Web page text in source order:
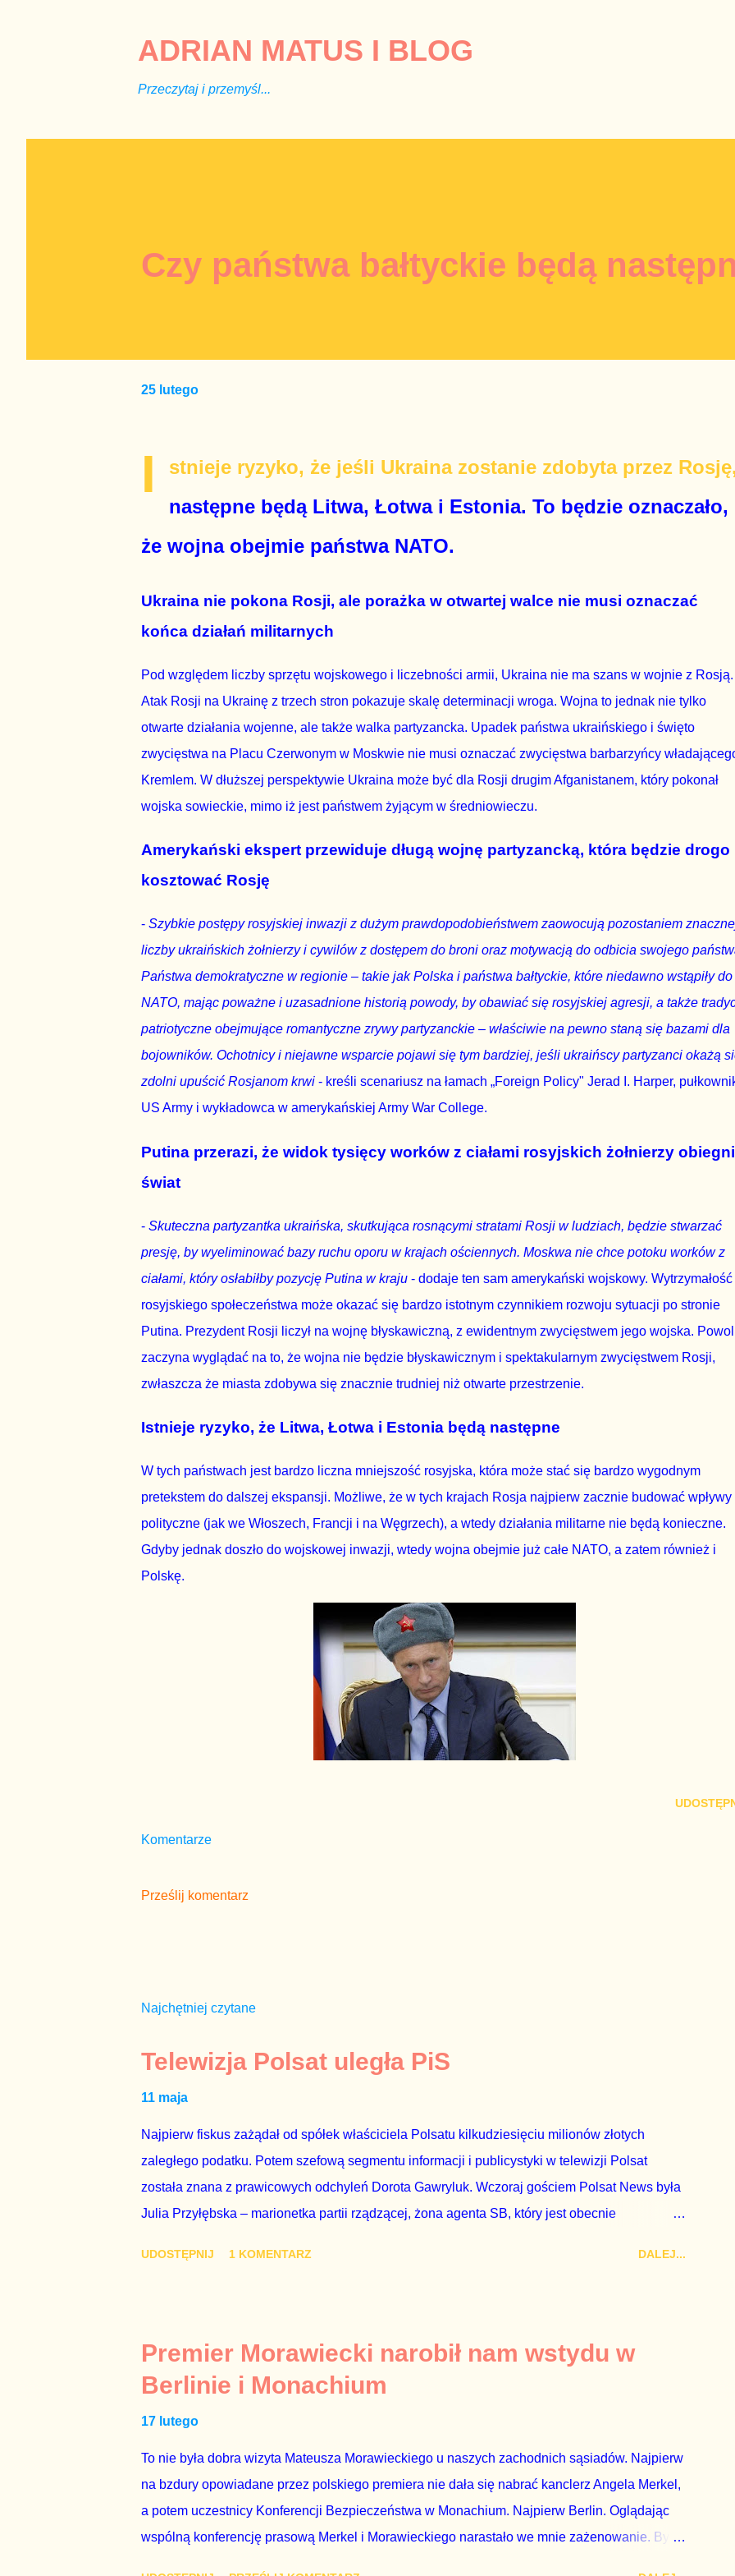
ADRIAN MATUS I BLOG
Przeczytaj i przemyśl...
Czy państwa bałtyckie będą
25 lutego
I
stnieje ryzyko, że jeśli Ukraina zostanie zdobyta przez
następne będą Litwa, Łotwa i Estonia. To będzie oznaczało,
że wojna obejmie państwa NATO.
Ukraina nie pokona Rosji, ale porażka w otwartej walce nie musi oznaczać
końca działań militarnych
Pod względem liczby sprzętu wojskowego i liczebności armii, Ukraina nie ma szans w wojnie z Rosją.
Atak Rosji na Ukrainę z trzech stron pokazuje skalę determinacji wroga. Wojna to jednak nie tylko
otwarte działania wojenne, ale także walka partyzancka. Upadek państwa ukraińskiego i święto
zwycięstwa na Placu Czerwonym w Moskwie nie musi oznaczać zwycięstwa barbarzyńcy
Kremlem. W dłuższej perspektywie Ukraina może być dla Rosji drugim Afganistanem, który pokonał
wojska sowieckie, mimo iż jest państwem żyjącym w średniowieczu.
Amerykański ekspert przewiduje długą wojnę partyzancką, która będzie drogo
kosztować Rosję
- Szybkie postępy rosyjskiej inwazji z dużym prawdopodobieństwem zaowocują pozostaniem
liczby ukraińskich żołnierzy i cywilów z dostępem do broni oraz motywacją do odbicia swojego
Państwa demokratyczne w regionie – takie jak Polska i państwa bałtyckie, które niedawno wstąpiły do
NATO, mając poważne i uzasadnione historią powody, by obawiać się rosyjskiej agresji, a także
patriotyczne obejmujące romantyczne zrywy partyzanckie – właściwie na pewno staną się bazami dla
bojowników. Ochotnicy i niejawne wsparcie pojawi się tym bardziej, jeśli ukraińscy partyzanci okażą
zdolni upuścić Rosjanom krwi - kreśli scenariusz na łamach „Foreign Policy" Jerad I. Harper,
US Army i wykładowca w amerykańskiej Army War College.
Putina przerazi, że widok tysięcy worków z ciałami rosyjskich żołnierzy
świat
- Skuteczna partyzantka ukraińska, skutkująca rosnącymi stratami Rosji w ludziach, będzie stwarzać
presję, by wyeliminować bazy ruchu oporu w krajach ościennych. Moskwa nie chce potoku worków z
ciałami, który osłabiłby pozycję Putina w kraju - dodaje ten sam amerykański wojskowy. Wytrzymałość
rosyjskiego społeczeństwa może okazać się bardzo istotnym czynnikiem rozwoju sytuacji po stronie
Putina. Prezydent Rosji liczył na wojnę błyskawiczną, z ewidentnym zwycięstwem jego wojska.
zaczyna wyglądać na to, że wojna nie będzie błyskawicznym i spektakularnym zwycięstwem Rosji,
zwłaszcza że miasta zdobywa się znacznie trudniej niż otwarte przestrzenie.
Istnieje ryzyko, że Litwa, Łotwa i Estonia będą następne
W tych państwach jest bardzo liczna mniejszość rosyjska, która może stać się bardzo wygodnym
pretekstem do dalszej ekspansji. Możliwe, że w tych krajach Rosja najpierw zacznie budować wpływy
polityczne (jak we Włoszech, Francji i na Węgrzech), a wtedy działania militarne nie będą konieczne.
Gdyby jednak doszło do wojskowej inwazji, wtedy wojna obejmie już całe NATO, a zatem również i
Polskę.
Komentarze
Prześlij komentarz
Najchętniej czytane
Telewizja Polsat uległa PiS
11 maja
Najpierw fiskus zażądał od spółek właściciela Polsatu kilkudziesięciu milionów złotych
zaległego podatku. Potem szefową segmentu informacji i publicystyki w telewizji Polsat
została znana z prawicowych odchyleń Dorota Gawryluk. Wczoraj gościem Polsat News była
Julia Przyłębska – marionetka partii rządzącej, żona agenta SB, który jest obecnie
z TVP i TVN nie dorastają do pięt. Smutne, że znowu dał się złamać partii Jarosława
Kaczyńskiego. Znowu, bo w 2007 roku też tak się stało. Na kilka tygodni przed
przedterminowymi wyborami parlamentarnymi do biur Solorza politycy PiS wysłali Agencję
Bezpieczeństwa Wewnętrznego, a kilka dni później...
UDOSTĘPNIJ 1 KOMENTARZ DALEJ...
Premier Morawiecki narobił nam wstydu w
Berlinie i Monachium
17 lutego
To nie była dobra wizyta Mateusza Morawieckiego u naszych zachodnich sąsiadów. Najpierw
na bzdury opowiadane przez polskiego premiera nie dała się nabrać kanclerz Angela Merkel,
a potem uczestnicy Konferencji Bezpieczeństwa w Monachium. Najpierw Berlin. Oglądając
wspólną konferencję prasową Merkel i Morawieckiego narastało we mnie zażenowanie. Było